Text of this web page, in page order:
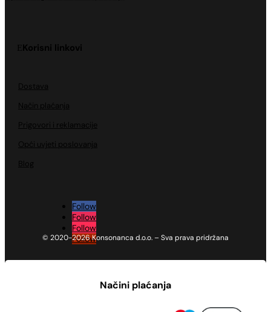
Korisni linkovi
Dostava
Način plaćanja
Prigovori i reklamacije
Opći uvjeti poslovanja
Blog
Follow
Follow
Follow
Follow
© 2020-2026 Konsonanca d.o.o. – Sva prava pridržana
Načini plaćanja